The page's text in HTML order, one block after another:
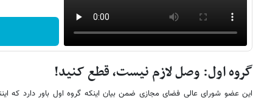
گروه اول: وصل لازم نیست، قطع کنید!
این عضو شورای عالی فضای مجازی ضمن بیان اینکه گروه اول باور دارد که